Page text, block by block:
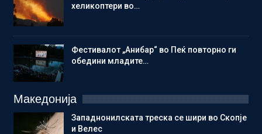
хеликоптери во…
Фестивалот „Анибар“ во Пеќ повторно ги
обедини младите…
Македонија
Западнонилската треска се шири во Скопје
и Велес